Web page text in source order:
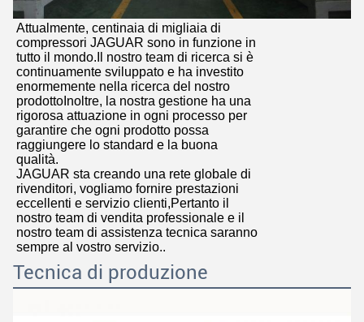
Attualmente, centinaia di migliaia di
compressori JAGUAR sono in funzione in
tutto il mondo.Il nostro team di ricerca si è
continuamente sviluppato e ha investito
enormemente nella ricerca del nostro
prodottoInoltre, la nostra gestione ha una
rigorosa attuazione in ogni processo per
garantire che ogni prodotto possa
raggiungere lo standard e la buona
qualità.
JAGUAR sta creando una rete globale di
rivenditori, vogliamo fornire prestazioni
eccellenti e servizio clienti,Pertanto il
nostro team di vendita professionale e il
nostro team di assistenza tecnica saranno
sempre al vostro servizio..
Tecnica di produzione